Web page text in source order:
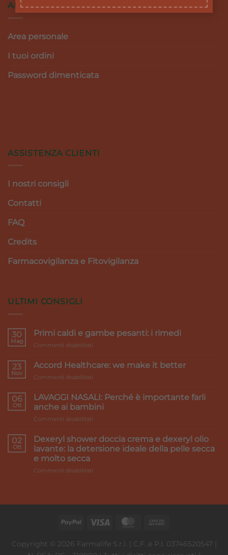
AREA RISERVATA
Area personale
I tuoi ordini
Password dimenticata
ASSISTENZA CLIENTI
I nostri consigli
Contatti
FAQ
Credits
Farmacovigilanza e Fitovigilanza
ULTIMI CONSIGLI
30
Mag
Primi caldi e gambe pesanti: i rimedi
Commenti disabilitati
e
i
rimedi
23
Nov
Accord Healthcare: we make it better
Commenti disabilitati
Healthcare:
we
make
06
Ott
LAVAGGI NASALI: Perché è importante farli
anche ai bambini
Commenti disabilitati
NASALI:
Perché
è
02
Ott
Dexeryl shower doccia crema e dexeryl olio
lavante: la detersione ideale della pelle secca
e molto secca
Commenti disabilitati
crema
dexeryl
la
Copyright © 2026 Farmalife S.r.l. | C.F. e P.I. 03746520547 |